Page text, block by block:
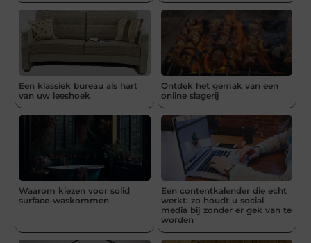
Een klassiek bureau als hart
van uw leeshoek
Ontdek het gemak van een
online slagerij
Waarom kiezen voor solid
surface-waskommen
Een contentkalender die echt
werkt: zo houdt u social
media bij zonder er gek van te
worden